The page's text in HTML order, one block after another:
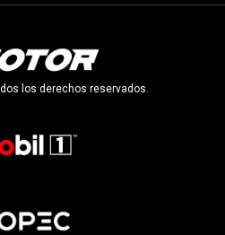
los derechos reservados.